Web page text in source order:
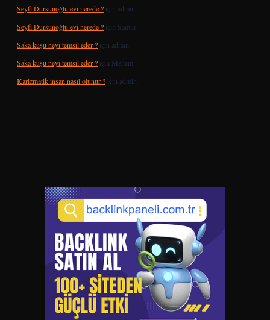
Seyfi Dursunoğlu evi nerede ? için admin
Seyfi Dursunoğlu evi nerede ? için Samur
Saka kuşu neyi temsil eder ? için admin
Saka kuşu neyi temsil eder ? için Meltem
Karizmatik insan nasıl olunur ? için admin